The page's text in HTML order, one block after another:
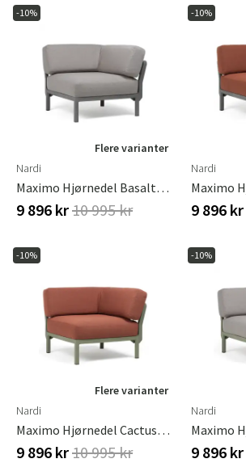
-10%
Flere varianter
Nardi
Maximo Hjørnedel Basalt-Lava
9 896 kr10 995 kr
-10%
Nardi
9 896 kr
-10%
Flere varianter
Nardi
Maximo Hjørnedel Cactus-Cannella
9 896 kr10 995 kr
-10%
Nardi
9 896 kr